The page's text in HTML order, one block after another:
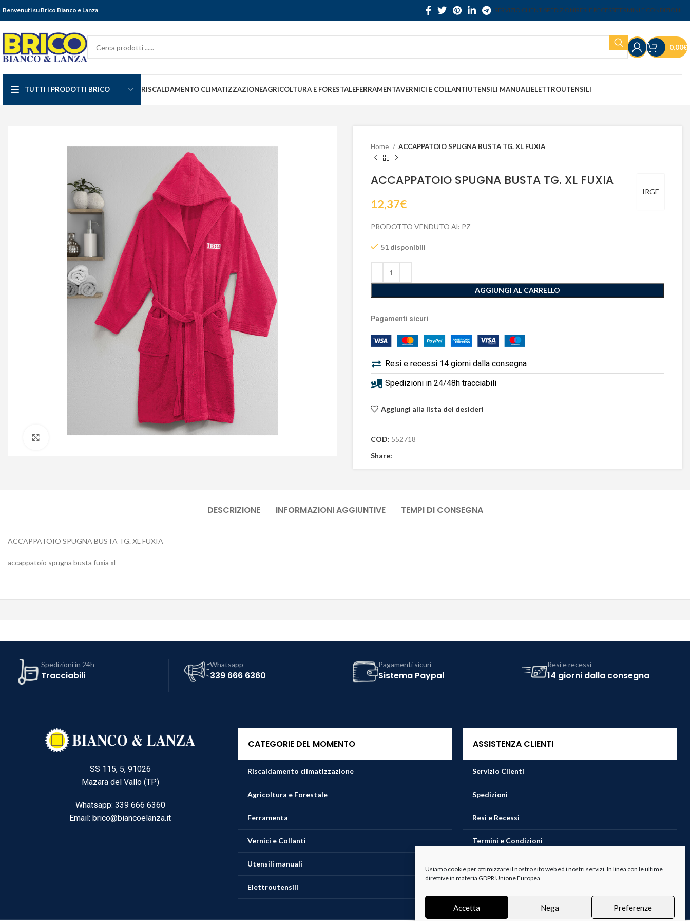
Usiamo cookie per ottimizzare il nostro sito web ed i nostri servizi. In linea con le ultime
direttive in materia GDPR Unione Europea
Accetta Nega Preferenze
Benvenuti su Brico Bianco e Lanza SERVIZIO CLIENTISPEDIZIONIRESI E RECESSITERMINI E CONDIZIONI
0,00€
TUTTI I PRODOTTI BRICO RISCALDAMENTO CLIMATIZZAZIONEAGRICOLTURA E FORESTALEFERRAMENTAVERNICI E COLLANTIUTENSILI MANUALIELETTROUTENSILI
Click to enlarge
Home ACCAPPATOIO SPUGNA BUSTA TG. XL FUXIA
IRGE
ACCAPPATOIO SPUGNA BUSTA TG. XL FUXIA
12,37€
PRODOTTO VENDUTO Al: PZ
51 disponibili
AGGIUNGI AL CARRELLO
Pagamenti sicuri
Resi e recessi 14 giorni dalla consegna
Spedizioni in 24/48h tracciabili
Aggiungi alla lista dei desideri
COD: 552718
Share:
DESCRIZIONE INFORMAZIONI AGGIUNTIVE TEMPI DI CONSEGNA
ACCAPPATOIO SPUGNA BUSTA TG. XL FUXIA
accappatoio spugna busta fuxia xl
Spedizioni in 24h
Tracciabili
Whatsapp
339 666 6360
Pagamenti sicuri
Sistema Paypal
Resi e recessi
14 giorni dalla consegna
SS 115, 5, 91026
Mazara del Vallo (TP)
Whatsapp: 339 666 6360
Email: brico@biancoelanza.it
CATEGORIE DEL MOMENTO
Riscaldamento climatizzazione
Agricoltura e Forestale
Ferramenta
Vernici e Collanti
Utensili manuali
Elettroutensili
ASSISTENZA CLIENTI
Servizio Clienti
Spedizioni
Resi e Recessi
Termini e Condizioni